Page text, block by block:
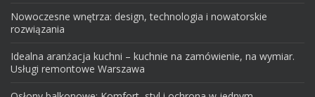
Nowoczesne wnętrza: design, technologia i nowatorskie
rozwiązania
Idealna aranżacja kuchni – kuchnie na zamówienie, na wymiar.
Usługi remontowe Warszawa